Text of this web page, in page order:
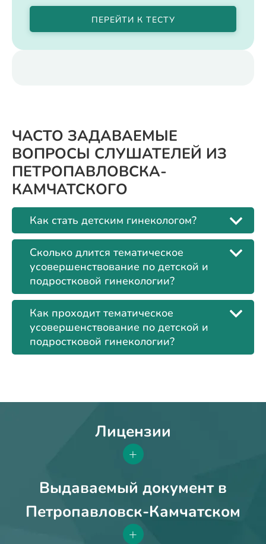
ПЕРЕЙТИ К ТЕСТУ
ЧАСТО ЗАДАВАЕМЫЕ
ВОПРОСЫ СЛУШАТЕЛЕЙ ИЗ
ПЕТРОПАВЛОВСКА-
КАМЧАТСКОГО
Как стать детским гинекологом?
Сколько длится тематическое
усовершенствование по детской и
подростковой гинекологии?
Как проходит тематическое
усовершенствование по детской и
подростковой гинекологии?
Лицензии
+
Выдаваемый документ в
Петропавловск-Камчатском
+